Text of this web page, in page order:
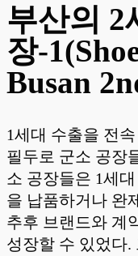
부산의 2
장-
Busan
1세대 수출을 전
필두로 군소 공장
소 공장들은 1세
을 납품하거나 완
추후 브랜드와 계
성장할 수 있었다.